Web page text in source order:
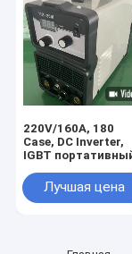
220V/160A, 180
Case, DC Inverter,
IGBT
сварочный
инструмент /
Лучшая цена